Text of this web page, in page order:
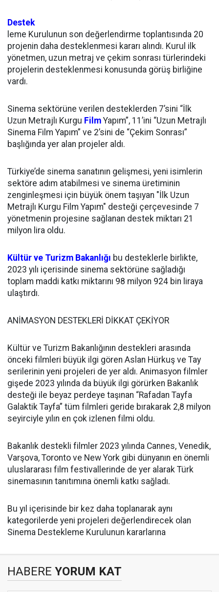
Destek
leme Kurulunun son değerlendirme toplantısında 20
projenin daha desteklenmesi kararı alındı. Kurul ilk
yönetmen, uzun metraj ve çekim sonrası türlerindeki
projelerin desteklenmesi konusunda görüş birliğine
vardı.
Sinema sektörüne verilen desteklerden 7’sini “İlk
Uzun Metrajlı Kurgu Film Yapım”, 11’ini “Uzun Metrajlı
Sinema Film Yapım” ve 2’sini de “Çekim Sonrası”
başlığında yer alan projeler aldı.
Türkiye’de sinema sanatının gelişmesi, yeni isimlerin
sektöre adım atabilmesi ve sinema üretiminin
zenginleşmesi için büyük önem taşıyan "İlk Uzun
Metrajlı Kurgu Film Yapım" desteği çerçevesinde 7
yönetmenin projesine sağlanan destek miktarı 21
milyon lira oldu.
Kültür ve Turizm Bakanlığı bu desteklerle birlikte,
2023 yılı içerisinde sinema sektörüne sağladığı
toplam maddi katkı miktarını 98 milyon 924 bin liraya
ulaştırdı.
ANİMASYON DESTEKLERİ DİKKAT ÇEKİYOR
Kültür ve Turizm Bakanlığının destekleri arasında
önceki filmleri büyük ilgi gören Aslan Hürkuş ve Tay
serilerinin yeni projeleri de yer aldı. Animasyon filmler
gişede 2023 yılında da büyük ilgi görürken Bakanlık
desteği ile beyaz perdeye taşınan “Rafadan Tayfa
Galaktik Tayfa” tüm filmleri geride bırakarak 2,8 milyon
seyirciyle yılın en çok izlenen filmi oldu.
Bakanlık destekli filmler 2023 yılında Cannes, Venedik,
Varşova, Toronto ve New York gibi dünyanın en önemli
uluslararası film festivallerinde de yer alarak Türk
sinemasının tanıtımına önemli katkı sağladı.
Bu yıl içerisinde bir kez daha toplanarak aynı
kategorilerde yeni projeleri değerlendirecek olan
Sinema Destekleme Kurulunun kararlarına
HABERE YORUM KAT